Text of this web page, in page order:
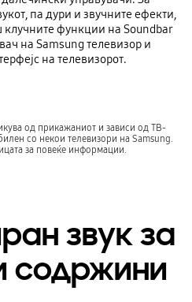
па дури и звучните ефекти,
функции на Soundbar
на Samsung телевизор и
на телевизорот.
од прикажаниот и зависи од ТВ-
со некои телевизори на Samsung.
за повеќе информации.
звук за
содржини